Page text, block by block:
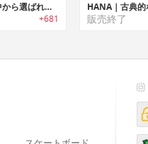
Playing Arts｜世界中から選ばれたアーティストが1枚1枚手掛けたプレイングカード「プレイングアーツ」
+681 販売終了